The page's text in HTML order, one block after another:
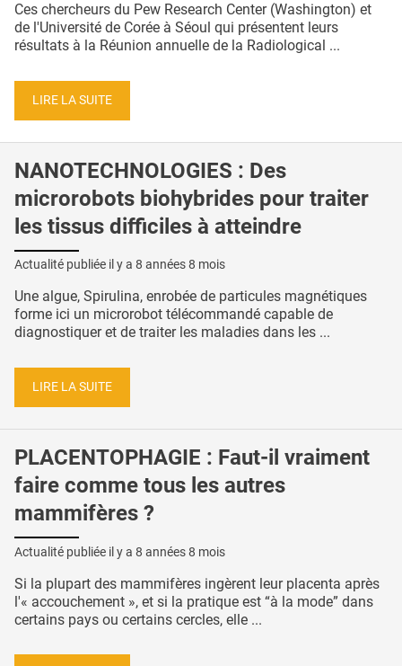
Ces chercheurs du Pew Research Center (Washington) et
de l'Université de Corée à Séoul qui présentent leurs
résultats à la Réunion annuelle de la Radiological ...
LIRE LA SUITE
NANOTECHNOLOGIES : Des
microrobots biohybrides pour traiter
les tissus difficiles à atteindre
Actualité publiée il y a 8 années 8 mois
Une algue, Spirulina, enrobée de particules magnétiques
forme ici un microrobot télécommandé capable de
diagnostiquer et de traiter les maladies dans les ...
LIRE LA SUITE
PLACENTOPHAGIE : Faut-il vraiment
faire comme tous les autres
mammifères ?
Actualité publiée il y a 8 années 8 mois
Si la plupart des mammifères ingèrent leur placenta après
l'« accouchement », et si la pratique est “à la mode” dans
certains pays ou certains cercles, elle ...